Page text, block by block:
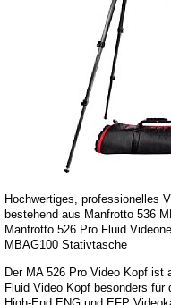
Hochwertiges, professionelles
bestehend aus Manfrotto 536
Manfrotto 526 Pro Fluid
MBAG100 Stativtasche
Der MA 526 Pro Video Kopf ist
Fluid Video Kopf besonders für